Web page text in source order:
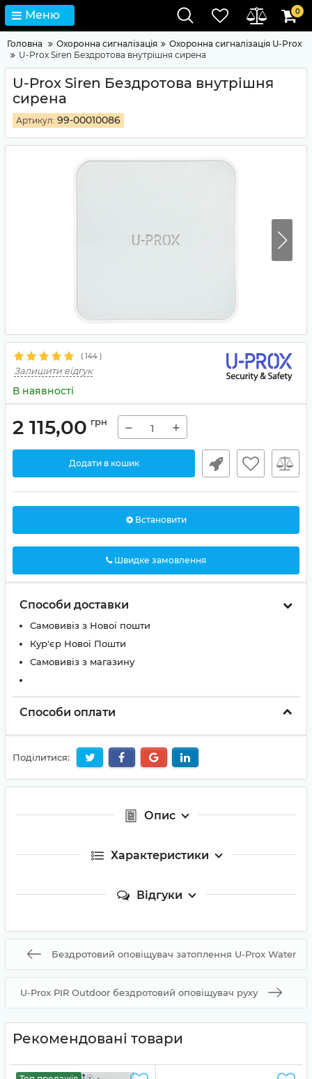
Меню 0
Головна Охоронна сигналізація
Охоронна сигналізація U-Prox
U-Prox Siren Бездротова внутрішня сирена
U-Prox Siren Бездротова внутрішня
сирена
Артикул: 99-00010086
( 144 )
Залишити відгук
В наявності
2 115,00 грн − +
Додати в кошик
Встановити
Швидке замовлення
Способи доставки
Самовивіз з Нової пошти
Кур'єр Нової Пошти
Самовивіз з магазину
Способи оплати
Поділитися:
Опис
Характеристики
Відгуки
Бездротовий оповіщувач затоплення U-Prox Water
U-Prox PIR Outdoor бездротовий оповіщувач руху
Рекомендовані товари